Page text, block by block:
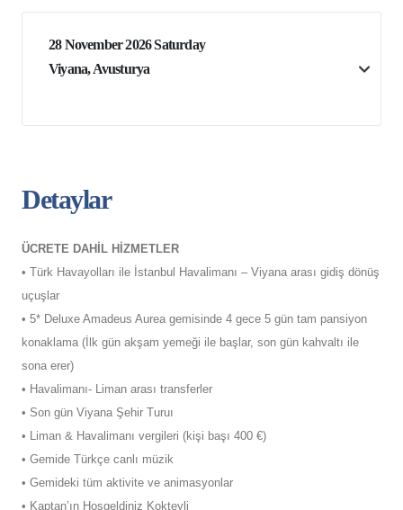
28 November 2026 Saturday
Viyana, Avusturya
Detaylar
ÜCRETE DAHİL HİZMETLER
• Türk Havayolları ile İstanbul Havalimanı – Viyana arası gidiş dönüş
uçuşlar
• 5* Deluxe Amadeus Aurea gemisinde 4 gece 5 gün tam pansiyon
konaklama (İlk gün akşam yemeği ile başlar, son gün kahvaltı ile
sona erer)
• Havalimanı- Liman arası transferler
• Son gün Viyana Şehir Turuı
• Liman & Havalimanı vergileri (kişi başı 400 €)
• Gemide Türkçe canlı müzik
• Gemideki tüm aktivite ve animasyonlar
• Kaptan’ın Hoşgeldiniz Kokteyli